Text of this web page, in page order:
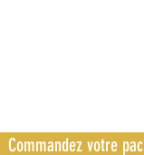
Commandez votre